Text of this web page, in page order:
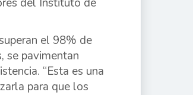
el 98% de
se pavimentan
“Esta es una
para que los